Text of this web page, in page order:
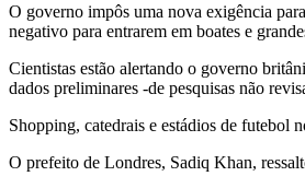
O governo impôs uma nova exigência
negativo para entrarem em boates e
Cientistas estão alertando o governo
dados preliminares -de pesquisas não
Shopping, catedrais e estádios de futebol
O prefeito de Londres, Sadiq Khan,